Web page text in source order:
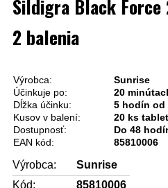
Sildigra Black
2 balenia
Výrobca:
Sunrise
Účinkuje po:
20
Dĺžka účinku:
5 hodín od
Kusov v balení:
20 ks
Dostupnosť:
Do 48
EAN kód:
85810006
Výrobca:
Sunrise
Kód:
85810006